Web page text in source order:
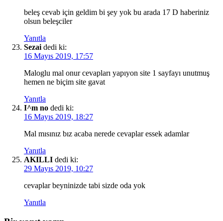
beleş cevab için geldim bi şey yok bu arada 17 D haberiniz
olsun beleşciler
Yanıtla
Sezai dedi ki:
16 Mayıs 2019, 17:57
Maloglu mal onur cevapları yapıyon site 1 sayfayı unutmuş
hemen ne biçim site gavat
Yanıtla
I^m no dedi ki:
16 Mayıs 2019, 18:27
Mal mısınız bız acaba nerede cevaplar essek adamlar
Yanıtla
AKILLI dedi ki:
29 Mayıs 2019, 10:27
cevaplar beyninizde tabi sizde oda yok
Yanıtla